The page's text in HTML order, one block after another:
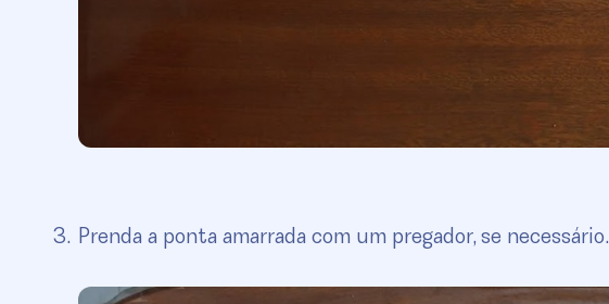
Prenda a ponta amarrada com um pregador, se necessário.